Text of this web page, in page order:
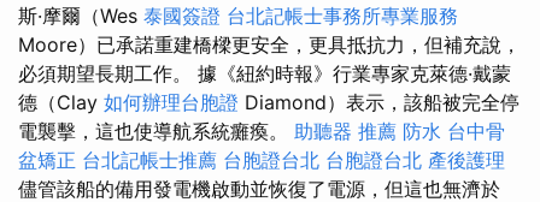
斯·摩爾（Wes 泰國簽證 台北記帳士事務所專業服務
Moore）已承諾重建橋樑更安全，更具抵抗力，但補充說，
必須期望長期工作。 據《紐約時報》行業專家克萊德·戴蒙
德（Clay 如何辦理台胞證 Diamond）表示，該船被完全停
電襲擊，這也使導航系統癱瘓。 助聽器 推薦 防水 台中骨
盆矯正 台北記帳士推薦 台胞證台北 台胞證台北 產後護理
儘管該船的備用發電機啟動並恢復了電源，但這也無濟於